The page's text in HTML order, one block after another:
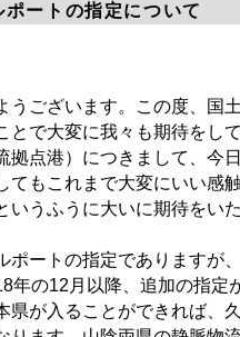
ートの指定について
ございます。この度、国
とで大変に我々も期待をし
拠点港）につきまして、今
てもこれまで大変にいい感
いうふうに大いに期待をい
ートの指定でありますが
年の12月以降、追加の指定
県が入ることができれば、